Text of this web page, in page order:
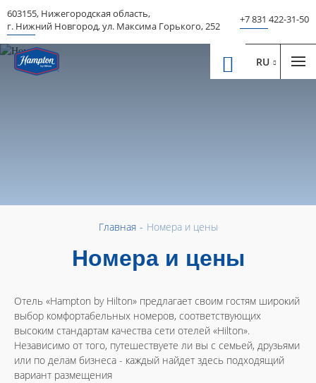
+7 831 422-31-50
603155, Нижегородская область,
г. Нижний Новгород,ул. Максима Горького, 252
RU
Главная - Номера и цены
Номера и цены
Отель «Hampton by Hilton» предлагает своим гостям широкий
выбор комфортабельных номеров, соответствующих
высоким стандартам качества сети отелей «Hilton».
Независимо от того, путешествуете ли вы с семьей, друзьями
или по делам бизнеса - каждый найдет здесь подходящий
вариант размещения